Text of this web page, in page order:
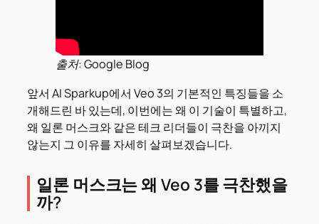
출처: Google Blog
앞서 AI Sparkup에서 Veo 3의 기본적인 특징들을 소
개해드린 바 있는데, 이번에는 왜 이 기술이 특별하고,
왜 일론 머스크와 같은 테크 리더들이 극찬을 아끼지
않는지 그 이유를 자세히 살펴보겠습니다.
일론 머스크는 왜 Veo 3를 극찬했을
까?